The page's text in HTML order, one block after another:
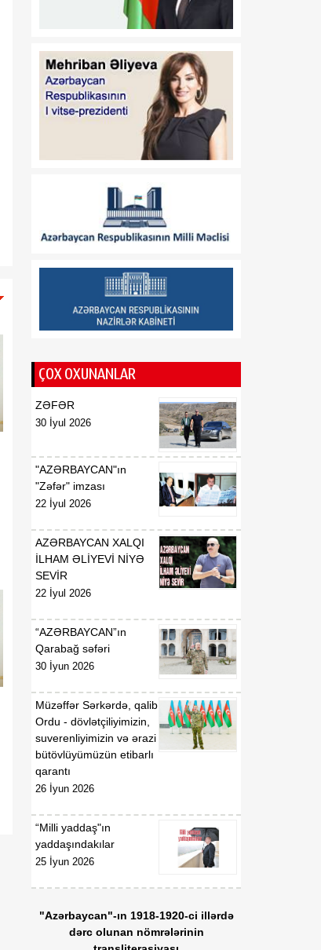
nömrəli Fərmanında
dəyişiklik edilməsi barədə
"Dövlət qulluğu
haqqında"və "Media
haqqında" Azərbaycan
Respublikasının
qanunlarında dəyişiklik
Azərbaycan
14 iyul tarixli 449-VIIQD
nömrəli Qanununun tətbiqi
və bununla əlaqədar bəzi
məsələlərin tənzimlənməsi
01:09
08 Avqust
Azərbaycan Beynəlxalq
İnvestisiya Forumunun
Təşkilat Komitəsinin
08 Avqust
"Azərbaycan
Respublikasının Elm və
Təhsil Nazirliyi ilə
Tacikistan Respublikasının
arasında illik təhsil
kvotalarının qarşılıqlı
ayrılması haqqında
barədə
08 Avqust
BİLDİRİŞ 00:57
08 Avqust
Azərbaycanın xarici
siyasətinin əsasında milli
maraqların qorunması
dayanır
07 Avqust
Vaşinqton razılaşması
diplomatiyasının növbəti
zəfəri idi
18:23
07 Avqust
ABŞ-Azərbaycan
əlaqələrində və Cənubi
Qafqazın sülh
gündəliyində mühüm
07 Avqust
Xarici ölkələrin informasiya
şəbəkələrinə hücumlar
18:20
07 Avqust
ÇOX OXUNANLAR
ZƏFƏR
30 İyul 2026
"AZƏRBAYCAN"ın
"Zəfər" imzası
22 İyul 2026
AZƏRBAYCAN XALQI
İLHAM ƏLİYEVİ NİYƏ
SEVİR
22 İyul 2026
“AZƏRBAYCAN”ın
Qarabağ səfəri
30 İyun 2026
Müzəffər Sərkərdə, qalib
Ordu - dövlətçiliyimizin,
suverenliyimizin və ərazi
bütövlüyümüzün etibarlı
qarantı
26 İyun 2026
“Milli yaddaş"ın
yaddaşındakılar
25 İyun 2026
"Azərbaycan"-ın 1918-1920-ci illərdə
dərc olunan nömrələrinin